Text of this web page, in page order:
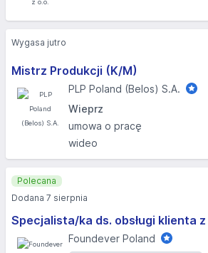
Mistrz Produkcji (K/M)
PLP Poland (Belos) S.A.
Wieprz
umowa o pracę
wideo
Wygasa jutro
Specjalista/ka ds. obsługi klienta
Foundever Poland
Polecana
Dodana 7 sierpnia